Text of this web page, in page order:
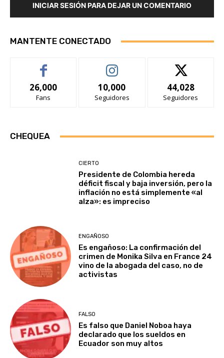
INICIAR SESIÓN PARA DEJAR UN COMENTARIO
MANTENTE CONECTADO
26,000
Fans
10,000
Seguidores
44,028
Seguidores
CHEQUEA
CIERTO
Presidente de Colombia hereda
déficit fiscal y baja inversión, pero la
inflación no está simplemente «al
alza»: es impreciso
ENGAÑOSO
Es engañoso: La confirmación del
crimen de Monika Silva en France 24
vino de la abogada del caso, no de
activistas
FALSO
Es falso que Daniel Noboa haya
declarado que los sueldos en
Ecuador son muy altos